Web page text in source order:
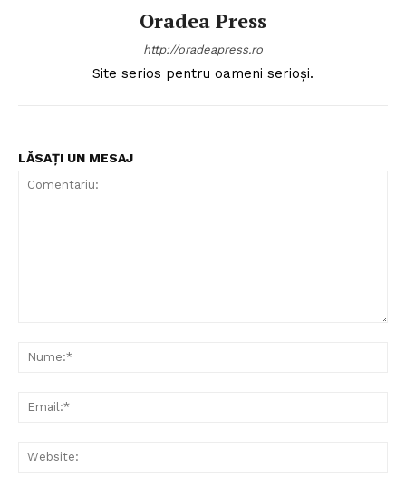
Oradea Press
http://oradeapress.ro
Site serios pentru oameni serioși.
LĂSAȚI UN MESAJ